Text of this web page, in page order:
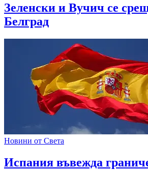
Зеленски и Вучич се
Белград
Новини от Света
Испания въвежда